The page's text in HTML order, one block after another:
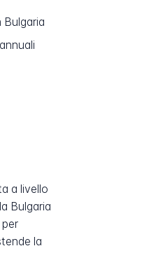
a livello
Bulgaria
la